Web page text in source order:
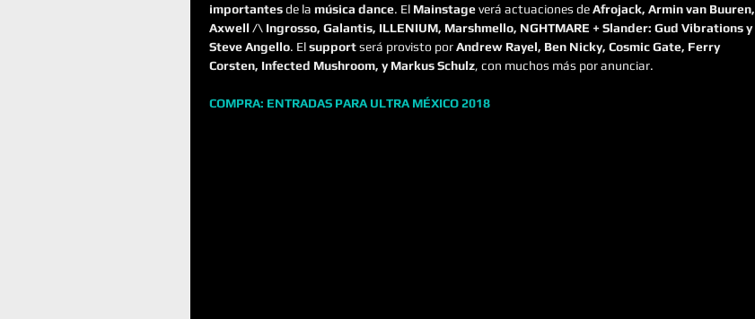
importantes de la música dance. El Mainstage verá actuaciones de Afrojack, Armin van Buuren,
Axwell /\ Ingrosso, Galantis, ILLENIUM, Marshmello, NGHTMARE + Slander: Gud Vibrations y
Steve Angello. El support será provisto por Andrew Rayel, Ben Nicky, Cosmic Gate, Ferry
Corsten, Infected Mushroom, y Markus Schulz, con muchos más por anunciar.
COMPRA: ENTRADAS PARA ULTRA MÉXICO 2018